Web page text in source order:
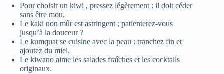
Pour choisir un kiwi , pressez légèrement : il doit céder
sans être mou.
Le kaki non mûr est astringent ; patienterez‑vous
jusqu’à la douceur ?
Le kumquat se cuisine avec la peau : tranchez fin et
ajoutez du miel.
Le kiwano aime les salades fraîches et les cocktails
originaux.